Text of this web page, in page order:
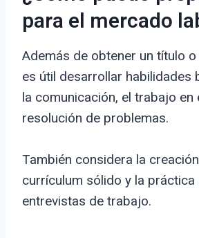
para el mercado
Además de obtener un título
es útil desarrollar habilidades
la comunicación, el trabajo en
resolución de problemas.
También considera la
currículum sólido y la práctica
entrevistas de trabajo.